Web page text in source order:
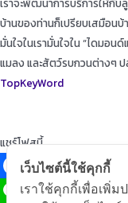
เราจะพัฒนาการบริการให้กับ
บ้านของท่านก็เปรียบเสมือนบ้
มั่นใจในเรามั่นใจใน “ไดมอน
แมลง และสัตว์รบกวนต่างๆ
TopKeyWord
แชร์โฟสนี้
Facebook
เว็บไซต์นี้ใช้คุกกี้
เราใช้คุกกี้เพื่อเพิ่